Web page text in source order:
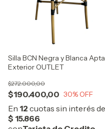
Silla BCN Negra y Blanca Apta
Exterior OUTLET
$190.400,00
$272.000,00
30% OFF